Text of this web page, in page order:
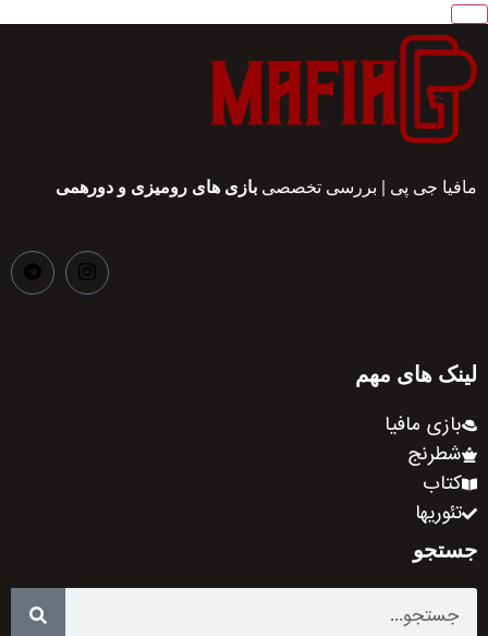
مافیا جی پی | بررسی تخصصی بازی های رومیزی و دورهمی
لینک های مهم
بازی مافیا
شطرنج
کتاب
تئوریها
جستجو